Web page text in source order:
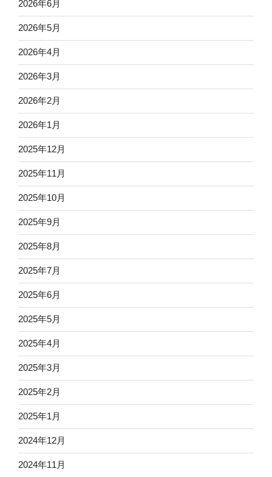
2026年6月
2026年5月
2026年4月
2026年3月
2026年2月
2026年1月
2025年12月
2025年11月
2025年10月
2025年9月
2025年8月
2025年7月
2025年6月
2025年5月
2025年4月
2025年3月
2025年2月
2025年1月
2024年12月
2024年11月